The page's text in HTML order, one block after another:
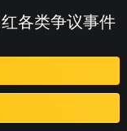
各类争议事件